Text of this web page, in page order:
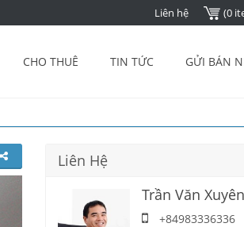
Liên hệ (0
CHO THUÊ TIN TỨC GỬI BÁN
Liên Hệ
Trần Văn Xuyên
+84983336336